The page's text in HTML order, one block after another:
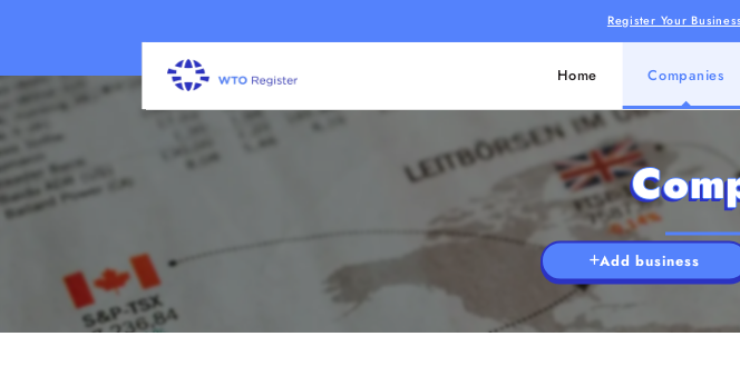
Register Your
Home Companies
Add business